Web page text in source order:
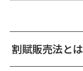
割賦販売法とは